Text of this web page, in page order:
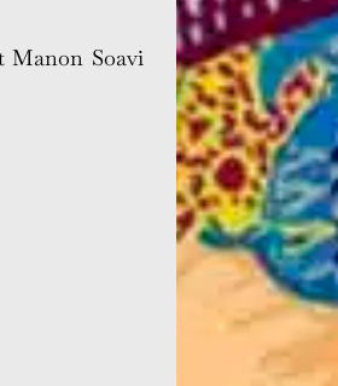
Manon Soavi